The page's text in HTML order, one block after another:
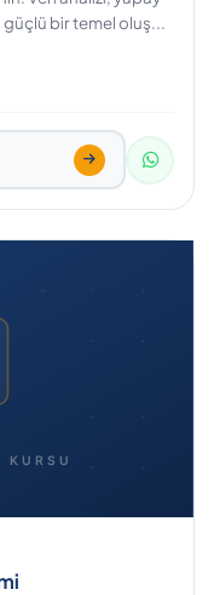
bir temel oluş...